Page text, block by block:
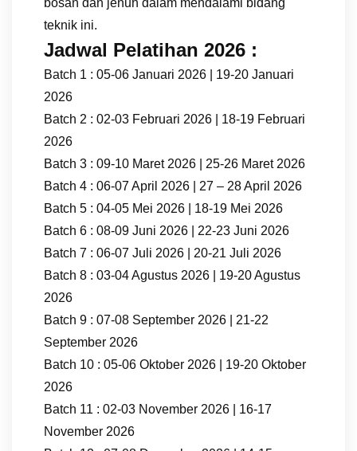
teknik ini.
Jadwal Pelatihan 2026 :
Batch 1 : 05-06 Januari 2026 | 19-20 Januari
2026
Batch 2 : 02-03 Februari 2026 | 18-19 Februari
2026
Batch 3 : 09-10 Maret 2026 | 25-26 Maret 2026
Batch 4 : 06-07 April 2026 | 27 – 28 April 2026
Batch 5 : 04-05 Mei 2026 | 18-19 Mei 2026
Batch 6 : 08-09 Juni 2026 | 22-23 Juni 2026
Batch 7 : 06-07 Juli 2026 | 20-21 Juli 2026
Batch 8 : 03-04 Agustus 2026 | 19-20 Agustus
2026
Batch 9 : 07-08 September 2026 | 21-22
September 2026
Batch 10 : 05-06 Oktober 2026 | 19-20 Oktober
2026
Batch 11 : 02-03 November 2026 | 16-17
November 2026